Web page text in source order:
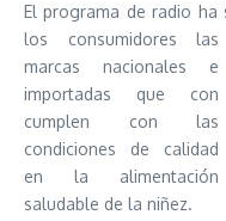
El programa de radio
los consumidores las
marcas nacionales e
importadas que con
cumplen con las
condiciones de calidad
en la alimentación
saludable de la niñez.